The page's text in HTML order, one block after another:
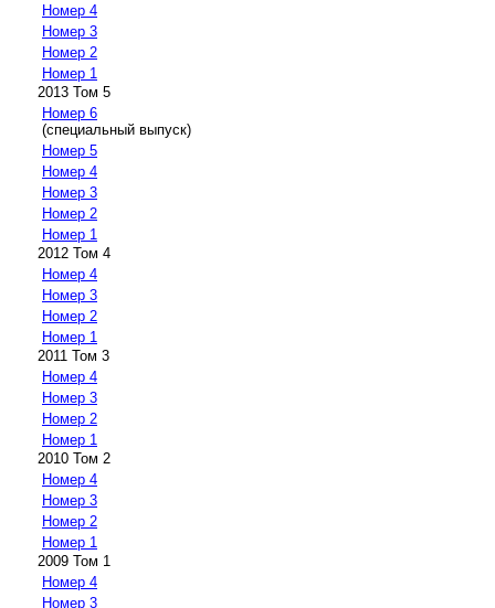
Номер 4
Номер 3
Номер 2
Номер 1
2013 Том 5
Номер 6
(специальный выпуск)
Номер 5
Номер 4
Номер 3
Номер 2
Номер 1
2012 Том 4
Номер 4
Номер 3
Номер 2
Номер 1
2011 Том 3
Номер 4
Номер 3
Номер 2
Номер 1
2010 Том 2
Номер 4
Номер 3
Номер 2
Номер 1
2009 Том 1
Номер 4
Номер 3